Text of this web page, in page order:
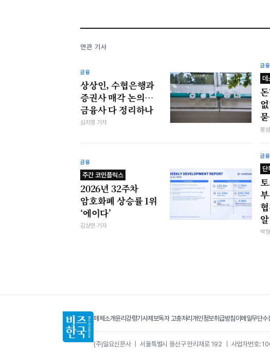
연관 기사
금융
상상인, 수협은행과
증권사 매각 논의…
금융사 다 정리하나
심지영 기자
금융
데
봉
금융
주간 코인플릭스
2026년 32주차
암호화폐 상승률 1위
‘에이다’
김상연 기자
금융
단
박
매체소개윤리강령기사제보독자 고충처리개인정보취급방침이메일무단수
(주)일요신문사｜서울특별시 용산구 만리재로 192 사업자번호: